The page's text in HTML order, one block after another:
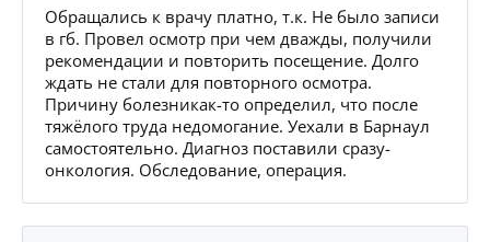
Обращались к врачу платно, т.к. Не было записи
в гб. Провел осмотр при чем дважды, получили
рекомендации и повторить посещение. Долго
ждать не стали для повторного осмотра.
Причину болезникак-то определил, что после
тяжёлого труда недомогание. Уехали в Барнаул
самостоятельно. Диагноз поставили сразу-
онкология. Обследование, операция.